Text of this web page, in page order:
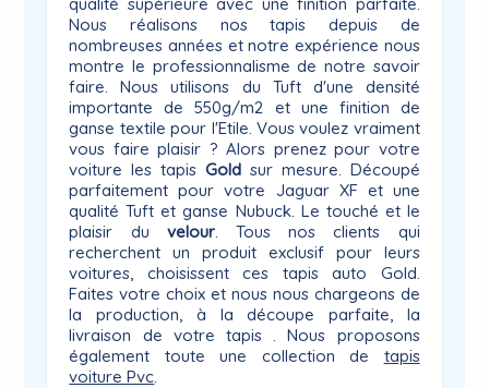
Nous réalisons nos tapis depuis de
nombreuses années et notre expérience nous
montre le professionnalisme de notre savoir
faire. Nous utilisons du Tuft d'une densité
importante de 550g/m2 et une finition de
ganse textile pour l'Etile. Vous voulez vraiment
vous faire plaisir ? Alors prenez pour votre
voiture les tapis Gold sur mesure. Découpé
parfaitement pour votre Jaguar XF et une
qualité Tuft et ganse Nubuck. Le touché et le
plaisir du velour. Tous nos clients qui
recherchent un produit exclusif pour leurs
voitures, choisissent ces tapis auto Gold.
Faites votre choix et nous nous chargeons de
la production, à la découpe parfaite, la
livraison de votre tapis . Nous proposons
également toute une collection de tapis
voiture Pvc.